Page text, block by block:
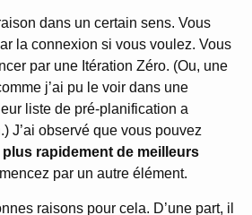
dans un certain sens. Vous
la connexion si vous voulez. Vous
par une Itération Zéro. (Ou, une
j’ai pu le voir dans une
liste de pré-planification a
J’ai observé que vous pouvez
plus rapidement de meilleurs
par un autre élément.
raisons pour cela. D’une part, il